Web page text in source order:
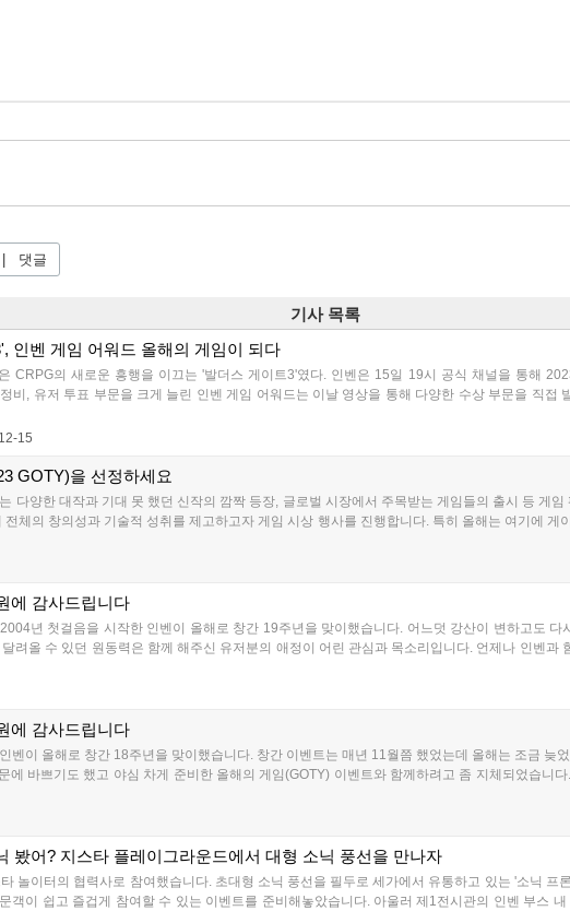
| 댓글
기사 목록
인벤 게임 어워드 올해의 게임이 되다
CRPG의 새로운 흥행을 이끄는 '발더스 게이트3'였다. 인벤은 15일 19시 공식 채널을 통해
비, 유저 투표 부문을 크게 늘린 인벤 게임 어워드는 이날 영상을 통해 다양한 수상 부문을 직접
12-15
GOTY)을 선정하세요
다양한 대작과 기대 못 했던 신작의 깜짝 등장, 글로벌 시장에서 주목받는 게임들의 출시 등 게
전체의 창의성과 기술적 성취를 제고하고자 게임 시상 행사를 진행합니다. 특히 올해는 여기에 게
에 감사드립니다
년 첫걸음을 시작한 인벤이 올해로 창간 19주년을 맞이했습니다. 어느덧 강산이 변하고도
려올 수 있던 원동력은 함께 해주신 유저분의 애정이 어린 관심과 목소리입니다. 언제나 인벤과
에 감사드립니다
벤이 올해로 창간 18주년을 맞이했습니다. 창간 이벤트는 매년 11월쯤 했었는데 올해는 조금 늦
에 바쁘기도 했고 야심 차게 준비한 올해의 게임(GOTY) 이벤트와 함께하려고 좀 지체되었습니
봤어? 지스타 플레이그라운드에서 대형 소닉 풍선을 만나자
놀이터의 협력사로 참여했습니다. 초대형 소닉 풍선을 필두로 세가에서 유통하고 있는 '소닉 프
객이 쉽고 즐겁게 참여할 수 있는 이벤트를 준비해놓았습니다. 아울러 제1전시관의 인벤 부스